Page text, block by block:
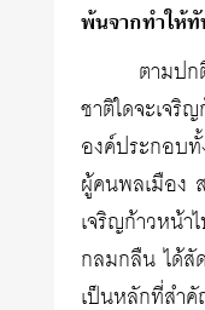
พ้นจากทำให้
ตามป
ชาติใดจะเจริ
องค์ประกอบ
ผู้คนพลเมือง
เจริญก้าวหน้า
กลมกลืน ได้
เป็นหลักที่สำ